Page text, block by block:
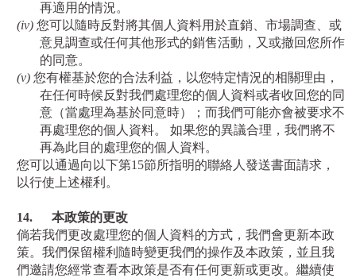
再適用的情況。
(iv) 您可以隨時反對將其個人資料用於直銷、市場調查、或
意見調查或任何其他形式的銷售活動，又或撤回您所作
的同意。
(v) 您有權基於您的合法利益，以您特定情況的相關理由，
在任何時候反對我們處理您的個人資料或者收回您的同
意（當處理為基於同意時）；而我們可能亦會被要求不
再處理您的個人資料。
如果您的異議合理，我們將不
再為此目的處理您的個人資料。
您可以通過向以下第15節所指明的聯絡人發送書面請求 ，
以行使上述權利。
14.
本政策的更改
倘若我們更改處理您的個人資料的方式，我們會更新本政
策。我們保留權利隨時變更我們的操作及本政策，並且我
們邀請您經常查看本政策是否有任何更新或更改。繼續使